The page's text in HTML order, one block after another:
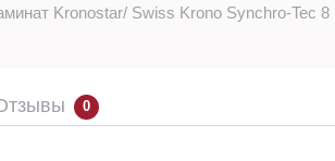
Kronostar/ Swiss Krono Synchro-Tec
0